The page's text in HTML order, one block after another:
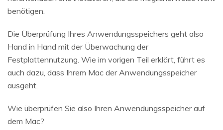
benötigen.
Die Überprüfung Ihres Anwendungsspeichers geht also
Hand in Hand mit der Überwachung der
Festplattennutzung. Wie im vorigen Teil erklärt, führt es
auch dazu, dass Ihrem Mac der Anwendungsspeicher
ausgeht.
Wie überprüfen Sie also Ihren Anwendungsspeicher auf
dem Mac?